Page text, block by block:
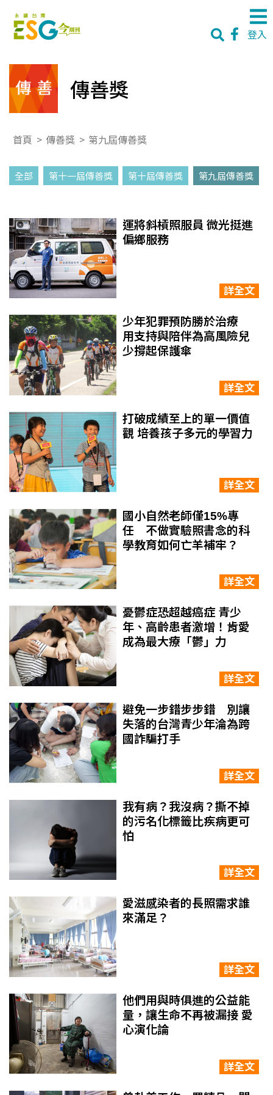
登入
傳善獎
首頁 > 傳善獎 > 第九屆傳善獎
全部 第十一屆傳善獎 第十屆傳善獎 第九屆傳善獎
運將斜槓照服員 微光挺進
偏鄉服務
詳全文
少年犯罪預防勝於治療
用支持與陪伴為高風險兒
少撐起保護傘
詳全文
打破成績至上的單一價值
觀 培養孩子多元的學習力
詳全文
國小自然老師僅15%專
任 不做實驗照書念的科
學教育如何亡羊補牢？
詳全文
憂鬱症恐超越癌症 青少
年、高齡患者激增！肯愛
成為最大療「鬱」力
詳全文
避免一步錯步步錯 別讓
失落的台灣青少年淪為跨
國詐騙打手
詳全文
我有病？我沒病？撕不掉
的污名化標籤比疾病更可
怕
詳全文
愛滋感染者的長照需求誰
來滿足？
詳全文
他們用與時俱進的公益能
量，讓生命不再被漏接 愛
心演化論
詳全文